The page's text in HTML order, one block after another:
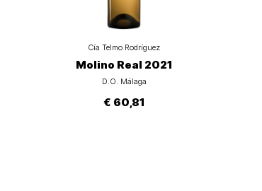
Cía Telmo Rodríguez
Molino Real 2021
D.O. Málaga
€ 60,81